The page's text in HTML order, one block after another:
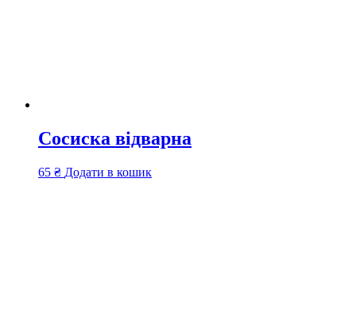
Сосиска відварна
65 ₴ Додати в кошик